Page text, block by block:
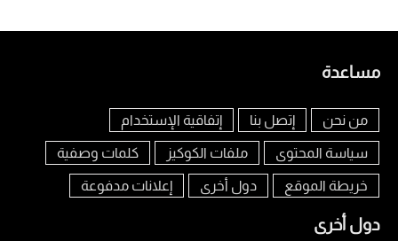
مساعدة
من نحن إتصل بنا إتفاقية الإستخدام
سياسة المحتوى ملفات الكوكيز كلمات وصفية
خريطة الموقع دول أخرى إعلانات مدفوعة
دول أخرى